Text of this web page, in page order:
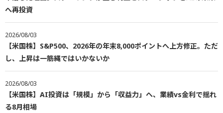
へ再投資
2026/08/03
【米国株】S&P500、2026年の年末8,000ポイントへ上方修正。ただ
し、上昇は一筋縄ではいかないか
2026/08/03
【米国株】AI投資は「規模」から「収益力」へ、業績vs金利で揺れ
る8月相場